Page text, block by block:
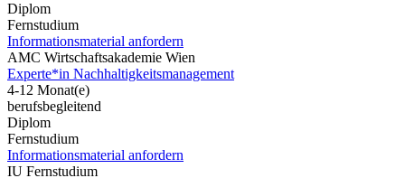
Diplom
Fernstudium
Informationsmaterial anfordern
AMC Wirtschaftsakademie Wien
Experte*in Nachhaltigkeitsmanagement
4-12 Monat(e)
berufsbegleitend
Diplom
Fernstudium
Informationsmaterial anfordern
IU Fernstudium